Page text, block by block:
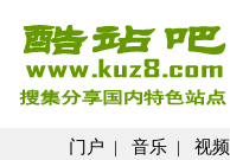
门户 | 音乐 | 视频